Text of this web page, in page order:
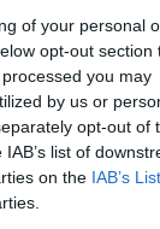
of your personal
opt-out section
you may
by us or
opt-out of
list of
on the IAB’s
http://
A könyveknek
Ezen az
letölthetőek
között
könyvtáraiban
könyvei. Egy
létrehozhatja
könyvtárát. A
olasz